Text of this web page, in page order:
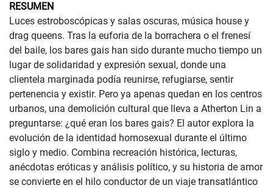
RESUMEN
Luces estroboscópicas y salas oscuras, música house y
drag queens. Tras la euforia de la borrachera o el frenesí
del baile, los bares gais han sido durante mucho tiempo un
lugar de solidaridad y expresión sexual, donde una
clientela marginada podía reunirse, refugiarse, sentir
pertenencia y existir. Pero ya apenas quedan en los centros
urbanos, una demolición cultural que lleva a Atherton Lin a
preguntarse: ¿qué eran los bares gais? El autor explora la
evolución de la identidad homosexual durante el último
siglo y medio. Combina recreación histórica, lecturas,
anécdotas eróticas y análisis político, y su historia de amor
se convierte en el hilo conductor de un viaje transatlántico